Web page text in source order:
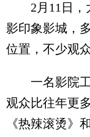
2月11日，
影印象影城，
位置，不少观
一名影院工
观众比往年更
《热辣滚烫》